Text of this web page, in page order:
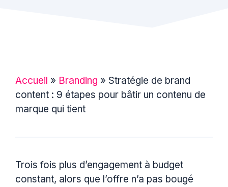
Accueil » Branding » Stratégie de brand
content : 9 étapes pour bâtir un contenu de
marque qui tient
Trois fois plus d’engagement à budget
constant, alors que l’offre n’a pas bougé